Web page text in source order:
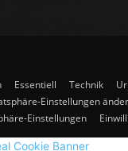
Essentiell Technik
Einstellungen
Einstellungen
Cookie Banner